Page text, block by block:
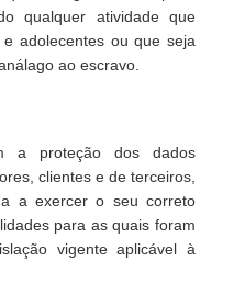
qualquer atividade que
adolecentes ou que seja
ao escravo.
a proteção dos dados
clientes e de terceiros,
a exercer o seu correto
para as quais foram
vigente aplicável à